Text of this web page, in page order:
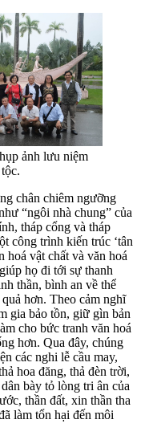
ảnh lưu niệm
chân chiêm ngưỡng
“ngôi nhà chung” của
tháp cổng và tháp
công trình kiến trúc ‘tân
hoá vật chất và văn hoá
họ đi tới sự thanh
thần, bình an về thể
hơn. Theo cảm nghĩ
gia bảo tồn, giữ gìn bản
cho bức tranh văn hoá
hơn. Qua đây, chúng
các nghi lễ cầu may,
hoa đăng, thả đèn trời,
bày tỏ lòng tri ân của
thần đất, xin thần tha
làm tổn hại đến môi